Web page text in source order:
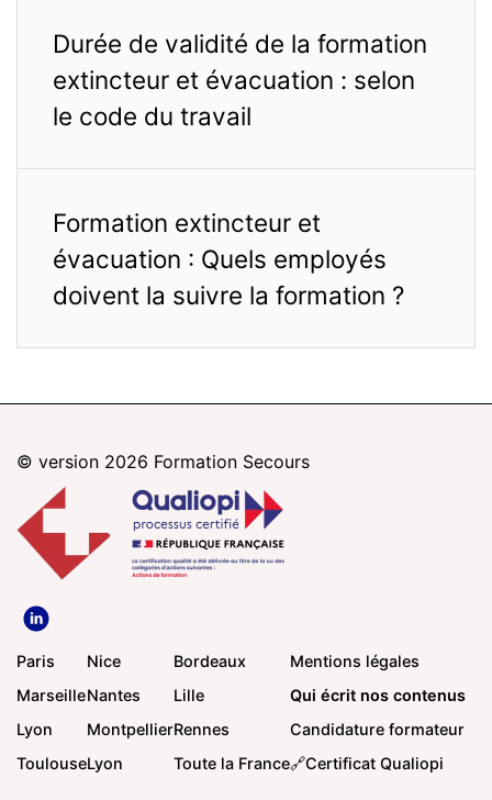
Durée de validité de la formation
extincteur et évacuation : selon
le code du travail
Formation extincteur et
évacuation : Quels employés
doivent la suivre la formation ?
© version 2026 Formation Secours
Paris
Marseille
Lyon
Toulouse
Nice
Nantes
Montpellier
Lyon
Bordeaux
Lille
Rennes
Toute la France
Mentions légales
Qui écrit nos contenus
Candidature formateur
🔗Certificat Qualiopi